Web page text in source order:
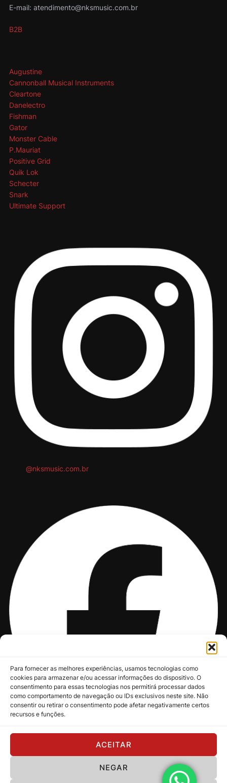
Para fornecer as melhores experiências, usamos tecnologias como
cookies para armazenar e/ou acessar informações do dispositivo. O
consentimento para essas tecnologias nos permitirá processar dados
como comportamento de navegação ou IDs exclusivos neste site. Não
consentir ou retirar o consentimento pode afetar negativamente certos
recursos e funções.
ACEITAR
NEGAR
E-mail: atendimento@nksmusic.com.br
B2B
Augustine
Cannonball Musical Instruments
Cleartone
Danelectro
Fishman
Gator
Monster Cable
P.Mauriat
Positive Grid
Quik Lok
Schecter
Snark
Ultimate Support
@nksmusic.com.br
@nksmusic